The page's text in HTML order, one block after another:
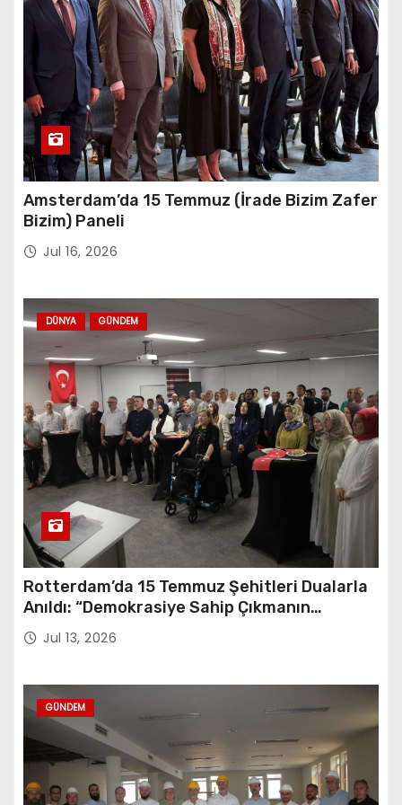
Amsterdam’da 15 Temmuz (İrade Bizim Zafer
Bizim) Paneli
Jul 16, 2026
DÜNYA GÜNDEM
Rotterdam’da 15 Temmuz Şehitleri Dualarla
Anıldı: “Demokrasiye Sahip Çıkmanın
Sembolü”
Jul 13, 2026
GÜNDEM